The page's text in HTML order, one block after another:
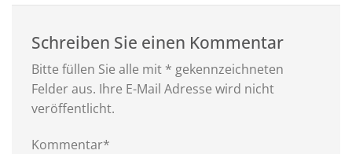
Schreiben Sie einen Kommentar
Bitte füllen Sie alle mit * gekennzeichneten
Felder aus. Ihre E-Mail Adresse wird nicht
veröffentlicht.
Kommentar*